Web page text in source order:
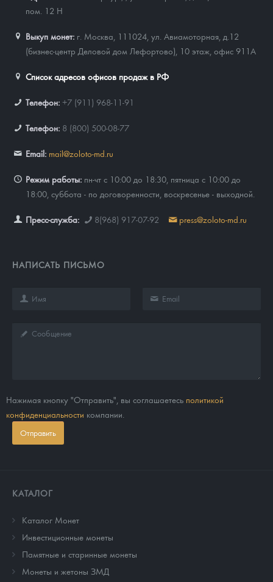
пом. 12 Н
Выкуп монет: г. Москва, 111024, ул. Авиамоторная, д.12
(бизнес-центр Деловой дом Лефортово), 10 этаж, офис 911А
Список адресов офисов продаж в РФ
Телефон: +7 (911) 968-11-91
Телефон: 8 (800) 500-08-77
Email: mail@zoloto-md.ru
Режим работы: пн-чт с 10:00 до 18:30, пятница с 10:00 до
18:00, суббота - по договоренности, воскресенье - выходной.
Пресс-служба: 8(968) 917-07-92 press@zoloto-md.ru
НАПИСАТЬ ПИСЬМО
Нажимая кнопку "Отправить", вы соглашаетесь политикой
конфиденциальности компании.
Отправить
КАТАЛОГ
Каталог Монет
Инвестиционные монеты
Памятные и старинные монеты
Монеты и жетоны ЗМД